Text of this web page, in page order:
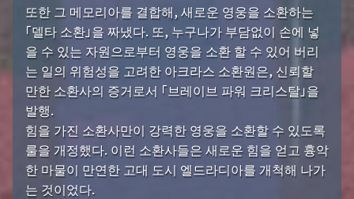
또한 그 메모리아를 결합해, 새로운 영웅을 소환하는
「델타 소환」을 짜냈다. 또, 누구나가 부담없이 손에 넣
을 수 있는 자원으로부터 영웅을 소환 할 수 있어 버리
는 일의 위험성을 고려한 아크라스 소환원은, 신뢰할
만한 소환사의 증거로서 「브레이브 파워 크리스탈」을
발행.
힘을 가진 소환사만이 강력한 영웅을 소환할 수 있도록
룰을 개정했다. 이런 소환사들은 새로운 힘을 얻고 흉악
한 마물이 만연한 고대 도시 엘드라디아를 개척해 나가
는 것이었다.